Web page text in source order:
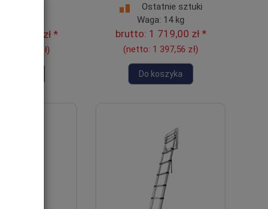
1 819,00 zł*
1 478,86 zł)
Ostatnie sztuki
Waga: 14 kg
brutto: 1 719,00 zł*
(netto: 1 397,56 zł)
Do koszyka